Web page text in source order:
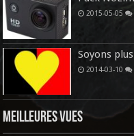
2015-05-05
Soyons
2014-03-10
Meilleures vues